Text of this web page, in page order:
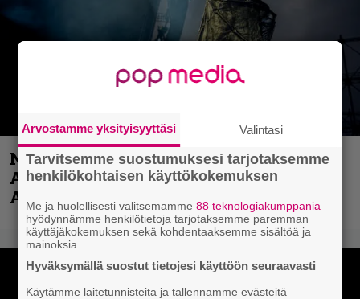
Näin lähtee Ghostin Tobias Forgelta
Accept – menossa mukana myös
Anthrax- ja Korn-miehistöä
Arvostamme yksityisyyttäsi Valintasi
Tarvitsemme suostumuksesi tarjotaksemme
henkilökohtaisen käyttökokemuksen
Me ja huolellisesti valitsemamme88 teknologiakumppania
hyödynnämme henkilötietoja tarjotaksemme paremman
käyttäjäkokemuksen sekä kohdentaaksemme sisältöä ja
mainoksia.
Hyväksymällä suostut tietojesi käyttöön seuraavasti
Käytämme laitetunnisteita ja tallennamme evästeitä